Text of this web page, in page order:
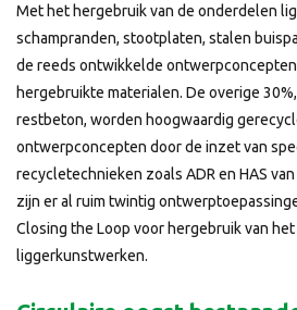
Met het hergebruik van de onderdelen
schampranden, stootplaten, stalen
de reeds ontwikkelde
hergebruikte materialen. De overige
restbeton, worden hoogwaardig
ontwerpconcepten door de inzet van
recycletechnieken zoals ADR en HAS
zijn er al ruim twintig
Closing the Loop voor hergebruik van
liggerkunstwerken.